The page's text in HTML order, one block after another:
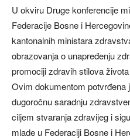
U okviru Druge konferencije
Federacije Bosne i
kantonalnih ministara
obrazovanja o unapređenju
promociji zdravih stilova
Ovim dokumentom potvrđena
dugoročnu saradnju
ciljem stvaranja zdravijeg i
mlade u Federaciji Bosne i